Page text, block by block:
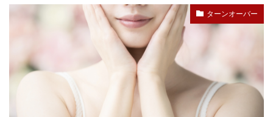
ターンオーバー